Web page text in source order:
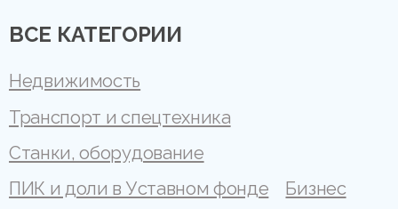
ВСЕ КАТЕГОРИИ
Недвижимость
Транспорт и спецтехника
Станки, оборудование
ПИК и доли в Уставном фонде
Бизнес